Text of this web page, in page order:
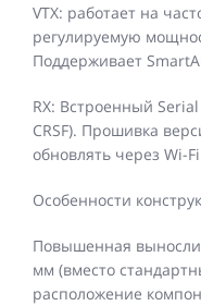
VTX: работает на
регулируемую
Поддерживает
RX: Встроенный Serial
CRSF). Прошивка
обновлять через Wi-
Особенности
Повышенная
мм (вместо
расположение